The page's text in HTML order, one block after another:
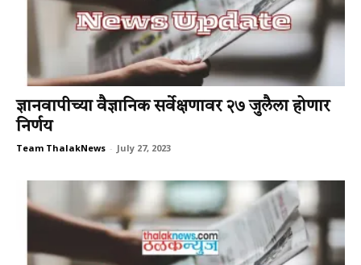
ज्ञानवापीच्या वैज्ञानिक सर्वेक्षणावर २७ जुलैला होणार
निर्णय
Team ThalakNews - July 27, 2023